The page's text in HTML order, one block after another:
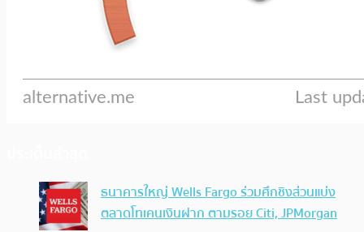
ธนาคารใหญ่ Wells Fargo ร่วมศึกชิงส่วนแบ่ง
ตลาดโทเคนเงินฝาก ตามรอย Citi, JPMorgan